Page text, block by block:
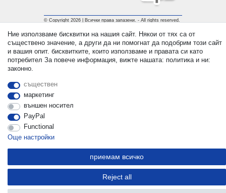
© Copyright 2026 | Всички права запазени. - All rights reserved.
Withdraw from contract here
Ние използваме бисквитки на нашия сайт. Някои от тях са от
съществено значение, а други да ни помогнат да подобрим този сайт
и вашия опит. бисквитките, които използваме и правата си като
потребител За повече информация, вижте нашата: политика и ни:
законно.
съществен
маркетинг
външен носител
PayPal
Functional
Още настройки
приемам всичко
Reject all